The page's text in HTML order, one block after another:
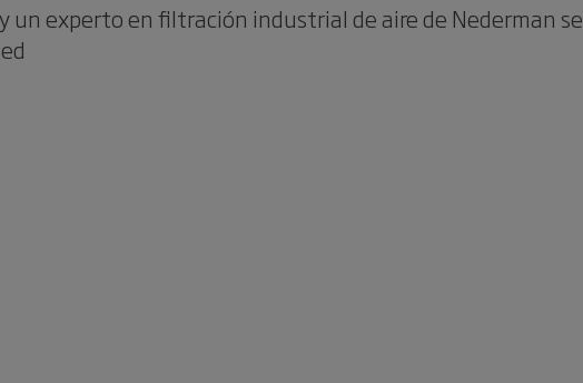
un experto en filtración industrial de aire de Nederman se